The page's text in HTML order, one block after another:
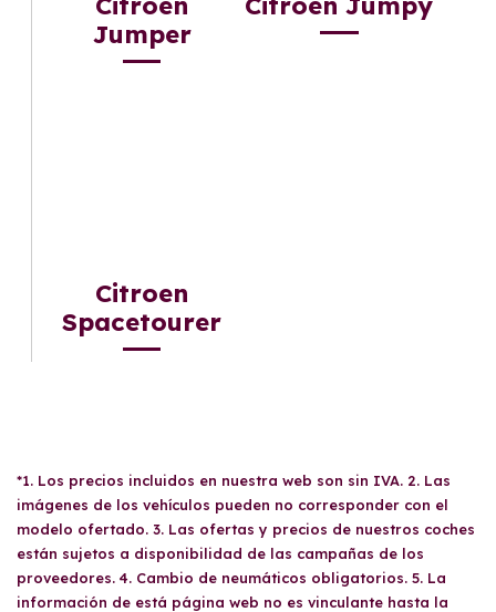
Jumper
Citroen
Spacetourer
*1. Los precios incluidos en nuestra web son sin IVA. 2. Las
imágenes de los vehículos pueden no corresponder con el
modelo ofertado. 3. Las ofertas y precios de nuestros coches
están sujetos a disponibilidad de las campañas de los
proveedores. 4. Cambio de neumáticos obligatorios. 5. La
información de está página web no es vinculante hasta la